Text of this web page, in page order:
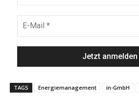
TAGS Energiemanagement in-GmbH